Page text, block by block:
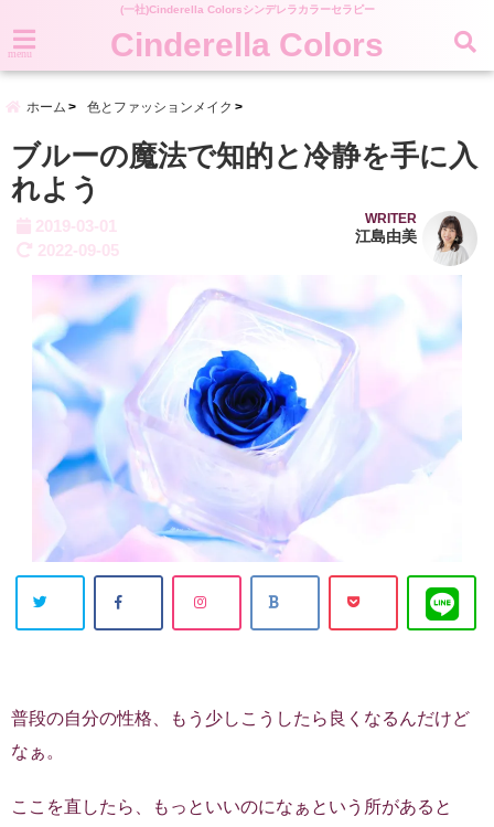
(一社)Cinderella Colorsシンデレラカラーセラピー
menu Cinderella Colors
ホーム 色とファッションメイク
ブルーの魔法で知的と冷静を手に入
れよう
2019-03-01
2022-09-05
WRITER
江島由美
普段の自分の性格、もう少しこうしたら良くなるんだけど
なぁ。
ここを直したら、もっといいのになぁという所があると